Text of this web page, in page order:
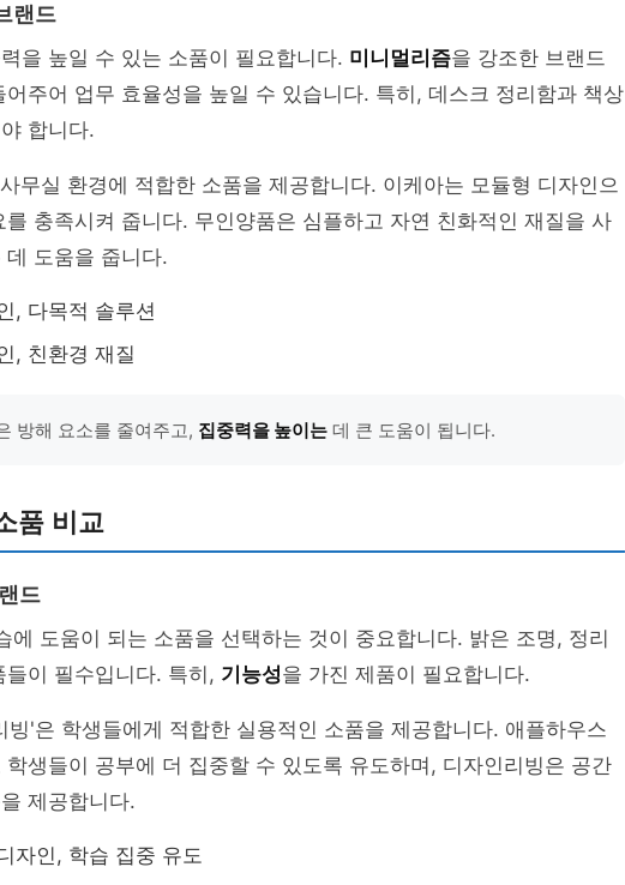
랜드
을 높일 수 있는 소품이 필요합니다. 미니멀리즘을 강조한 브랜드
주어 업무 효율성을 높일 수 있습니다. 특히, 데스크 정리함과 책상
합니다.
무실 환경에 적합한 소품을 제공합니다. 이케아는 모듈형 디자인으
충족시켜 줍니다. 무인양품은 심플하고 자연 친화적인 재질을 사
도움을 줍니다.
, 다목적 솔루션
, 친환경 재질
방해 요소를 줄여주고, 집중력을 높이는 데 큰 도움이 됩니다.
품 비교
드
에 도움이 되는 소품을 선택하는 것이 중요합니다. 밝은 조명, 정리
이 필수입니다. 특히, 기능성을 가진 제품이 필요합니다.
'은 학생들에게 적합한 실용적인 소품을 제공합니다. 애플하우스
생들이 공부에 더 집중할 수 있도록 유도하며, 디자인리빙은 공간
제공합니다.
자인, 학습 집중 유도